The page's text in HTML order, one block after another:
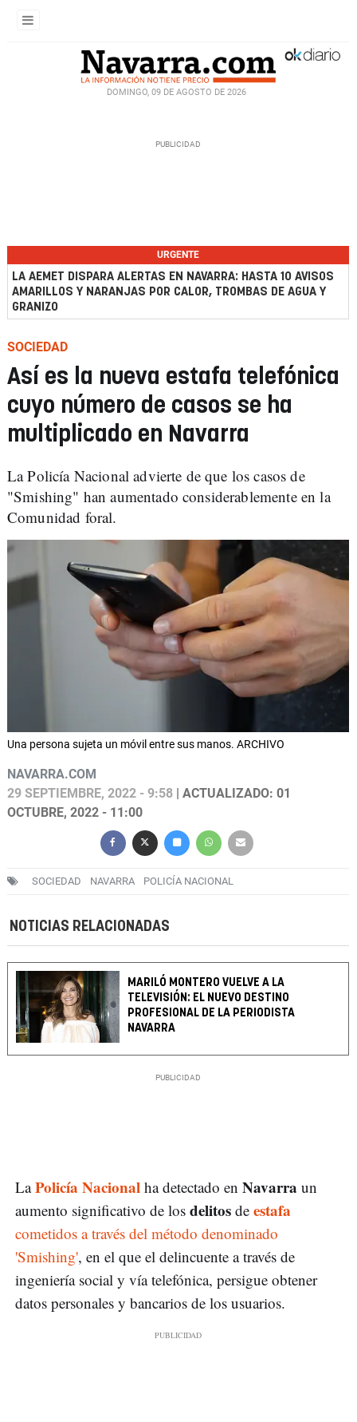
DOMINGO, 09 DE AGOSTO DE 2026
URGENTE
LA AEMET DISPARA ALERTAS EN NAVARRA: HASTA 10 AVISOS
AMARILLOS Y NARANJAS POR CALOR, TROMBAS DE AGUA Y
GRANIZO
SOCIEDAD
Así es la nueva estafa telefónica
cuyo número de casos se ha
multiplicado en Navarra
La Policía Nacional advierte de que los casos de
"Smishing" han aumentado considerablemente en la
Comunidad foral.
Una persona sujeta un móvil entre sus manos. ARCHIVO
NAVARRA.COM
29 SEPTIEMBRE, 2022 - 9:58 | ACTUALIZADO: 01
OCTUBRE, 2022 - 11:00
SOCIEDAD NAVARRA POLICÍA NACIONAL
NOTICIAS RELACIONADAS
MARILÓ MONTERO VUELVE A LA
TELEVISIÓN: EL NUEVO DESTINO
PROFESIONAL DE LA PERIODISTA
NAVARRA
LaPolicía Nacional ha detectado en Navarra un
aumento significativo de los delitos de estafa
cometidos a través del método denominado
'Smishing', en el que el delincuente a través de
ingeniería social y vía telefónica, persigue obtener
datos personales y bancarios de los usuarios.